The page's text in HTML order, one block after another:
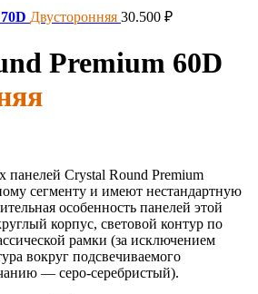
70D Двусторонняя 30.500 ₽
Premium 60D
панелей Crystal Round Premium
сегменту и имеют нестандартную
особенность панелей этой
корпус, световой контур по
рамки (за исключением
вокруг подсвечиваемого
— серо-серебристый).